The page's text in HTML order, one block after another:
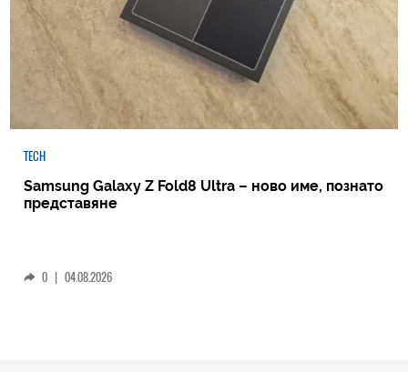
TECH
Samsung Galaxy Z Fold8 Ultra – ново име, познато
представяне
0 | 04.08.2026